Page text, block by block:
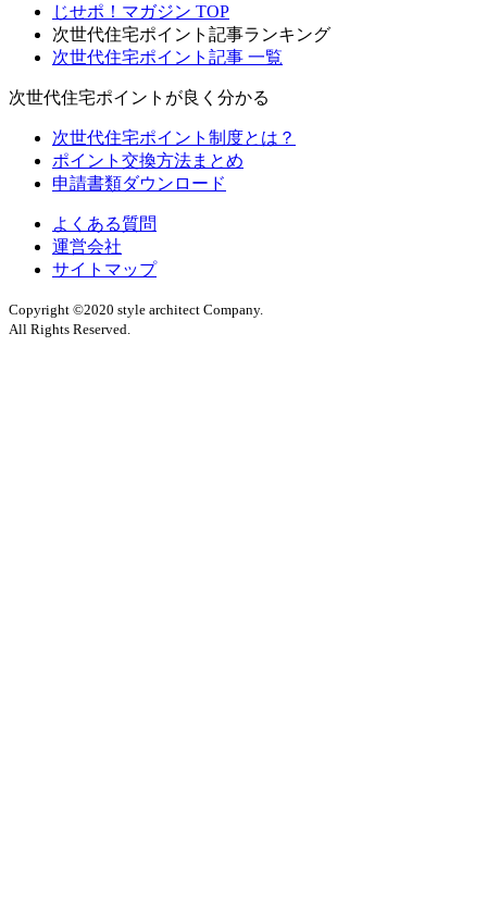
じせポ！マガジン TOP
次世代住宅ポイント記事ランキング
次世代住宅ポイント記事 一覧
次世代住宅ポイントが良く分かる
次世代住宅ポイント制度とは？
ポイント交換方法まとめ
申請書類ダウンロード
よくある質問
運営会社
サイトマップ
Copyright ©2020 style architect Company.
All Rights Reserved.